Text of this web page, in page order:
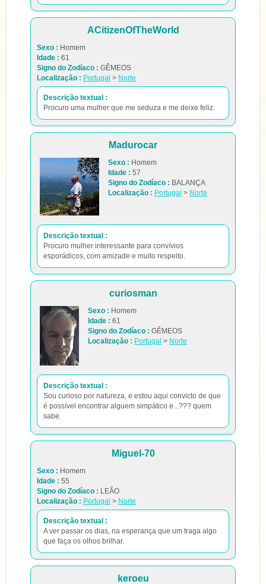
ACitizenOfTheWorld
Sexo : Homem
Idade : 61
Signo do Zodíaco : GÊMEOS
Localização : Portugal > Norte
Descrição textual :
Procuro uma mulher que me seduza e me deixe feliz.
Madurocar
Sexo : Homem
Idade : 57
Signo do Zodíaco : BALANÇA
Localização : Portugal > Norte
Descrição textual :
Procuro mulher interessante para convívios
esporádicos, com amizade e muito respeito.
curiosman
Sexo : Homem
Idade : 61
Signo do Zodíaco : GÊMEOS
Localização : Portugal > Norte
Descrição textual :
Sou curioso por natureza, e estou aqui convicto de que
é possível encontrar alguem simpático e...??? quem
sabe.
Miguel-70
Sexo : Homem
Idade : 55
Signo do Zodíaco : LEÃO
Localização : Portugal > Norte
Descrição textual :
A ver passar os dias, na esperança que um traga algo
que faça os olhos brilhar.
keroeu